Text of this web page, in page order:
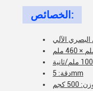
الخصائص:
الآلي
دقة: 5mm
500 كجم